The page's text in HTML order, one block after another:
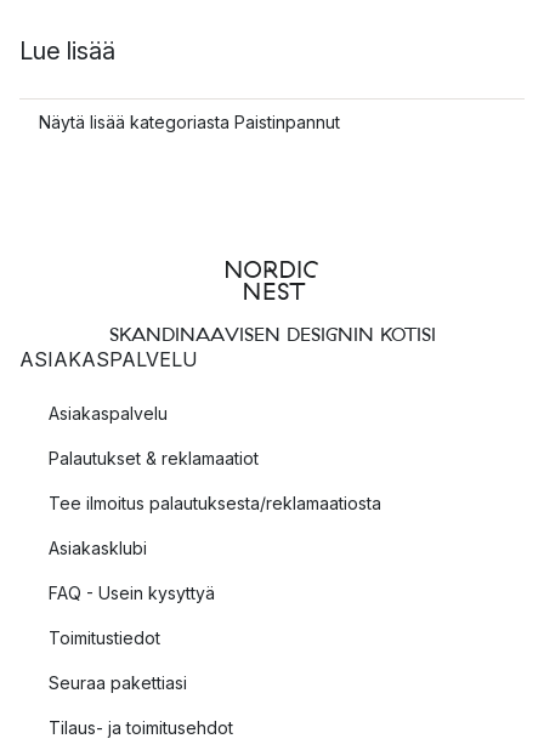
Lue lisää
Näytä lisää kategoriasta Paistinpannut
SKANDINAAVISEN DESIGNIN KOTISI
ASIAKASPALVELU
Asiakaspalvelu
Palautukset & reklamaatiot
Tee ilmoitus palautuksesta/reklamaatiosta
Asiakasklubi
FAQ - Usein kysyttyä
Toimitustiedot
Seuraa pakettiasi
Tilaus- ja toimitusehdot